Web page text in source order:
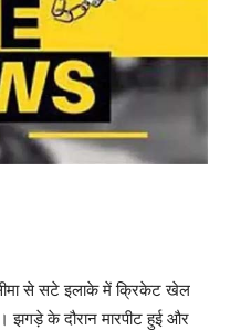
से सटे इलाके में क्रिकेट खेल
झगड़े के दौरान मारपीट हुई और